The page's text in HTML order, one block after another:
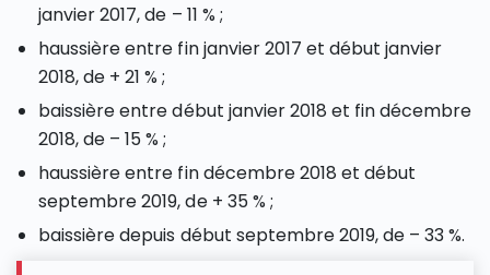
janvier 2017, de – 11 % ;
haussière entre fin janvier 2017 et début janvier
2018, de + 21 % ;
baissière entre début janvier 2018 et fin décembre
2018, de – 15 % ;
haussière entre fin décembre 2018 et début
septembre 2019, de + 35 % ;
baissière depuis début septembre 2019, de – 33 %.